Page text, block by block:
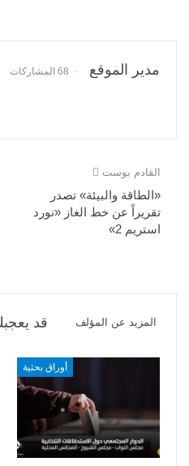
مدير الموقع 68 المشاركات
القادم بوست
«الطاقة والبيئة» تصدر
تقريراً عن خط الغاز «نورد
استريم 2»
قد المزيد عن المؤلف
أوراق بحثية